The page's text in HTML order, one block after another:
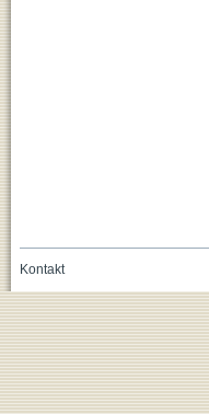
Kontakt